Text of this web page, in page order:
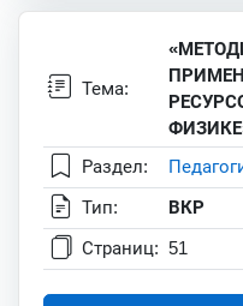
Тема:
Раздел:
Тип:
ВКР
Страниц: 51